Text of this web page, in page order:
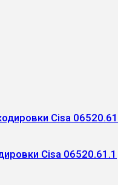
Cisa 06520.61.1